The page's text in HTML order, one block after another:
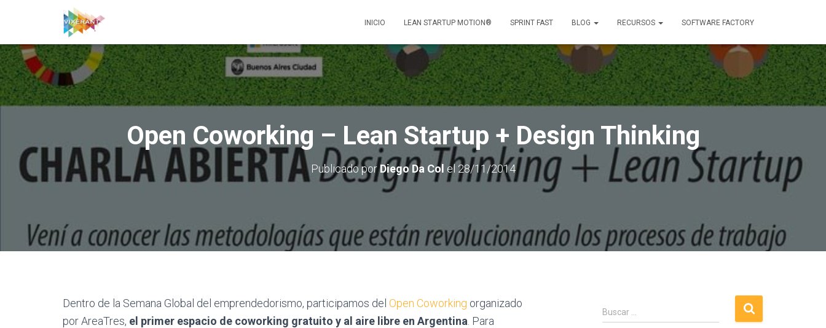
INICIO LEAN STARTUP MOTION® SPRINT FAST BLOG RECURSOS SOFTWARE FACTORY
Open Coworking – Lean Startup + Design Thinking
Publicado porDiego Da Col el 28/11/2014
Dentro de la Semana Global del emprendedorismo, participamos del Open Coworking organizado
por AreaTres, el primer espacio de coworking gratuito y al aire libre en Argentina Para
B
u
Buscar …